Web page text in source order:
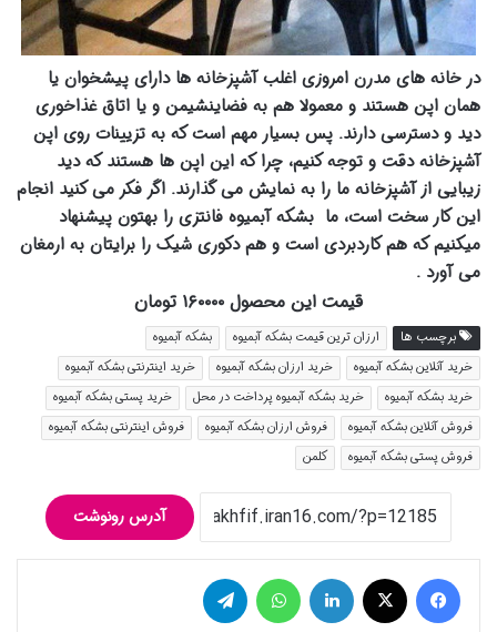
در خانه های مدرن امروزی اغلب آشپزخانه ها دارای پیشخوان یا
همان اپن هستند و معمولا هم به فضاینشیمن و یا اتاق غذاخوری
دید و دسترسی دارند. پس بسیار مهم است که به تزیینات روی اپن
آشپزخانه دقت و توجه کنیم، چرا که این اپن ها هستند که دید
زیبایی از آشپزخانه ما را به نمایش می گذارند. اگر فکر می کنید انجام
این کار سخت است، ما بشکه آبمیوه فانتزی را بهتون پیشنهاد
میکنیم که هم کاردبردی است و هم دکوری شیک را برایتان به ارمغان
می آورد .
قیمت این محصول ۱۶۰۰۰۰ تومان
برچسب ها ارزان ترین قیمت بشکه آبمیوه
بشکه آبمیوه
خرید آنلاین بشکه آبمیوه
خرید ارزان بشکه آبمیوه
خرید اینترنتی بشکه آبمیوه
خرید بشکه آبمیوه
خرید بشکه آبمیوه پرداخت در محل
خرید پستی بشکه آبمیوه
فروش آنلاین بشکه آبمیوه
فروش ارزان بشکه آبمیوه
فروش اینترنتی بشکه آبمیوه
فروش پستی بشکه آبمیوه
کلمن
آدرس رونوشت
فیس بوک لینکدین